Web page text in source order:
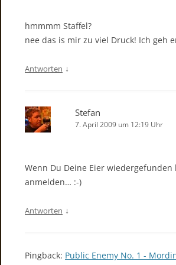
hmmmm Staffel?
nee das is mir zu viel Druck! Ich geh
Antworten ↓
Stefan
7. April 2009 um 12:19 Uhr
Wenn Du Deine Eier
anmelden… :-)
Antworten ↓
Pingback: Public Enemy No. 1 -